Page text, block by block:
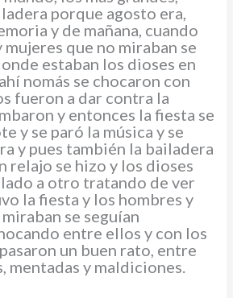
porque agosto era,
y de mañana, cuando
mujeres que no miraban se
estaban los dioses en
nomás se chocaron con
fueron a dar contra la
y entonces la fiesta se
y se paró la música y se
y pues también la bailadera
relajo se hizo y los dioses
a otro tratando de ver
la fiesta y los hombres y
se seguían
entre ellos y con los
un buen rato, entre
mentadas y maldiciones.